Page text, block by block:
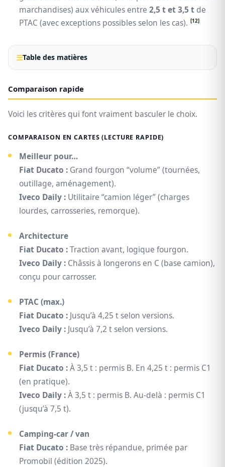
marchandises) aux véhicules entre 2,5 t et 3,5 t de
PTAC (avec exceptions possibles selon les cas). [12]
Table des matières
Comparaison rapide
Voici les critères qui font vraiment basculer le choix.
COMPARAISON EN CARTES (LECTURE RAPIDE)
Meilleur pour…
Fiat Ducato : Grand fourgon “volume” (tournées,
outillage, aménagement).
Iveco Daily : Utilitaire “camion léger” (charges
lourdes, carrosseries, remorque).
Architecture
Fiat Ducato :Traction avant, logique fourgon.
Iveco Daily : Châssis à longerons en C (base camion),
conçu pour carrosser.
PTAC (max.)
Fiat Ducato : Jusqu’à 4,25 t selon versions.
Iveco Daily : Jusqu’à 7,2 t selon versions.
Permis (France)
Fiat Ducato :À 3,5 t : permis B. En 4,25 t : permis C1
(en pratique).
Iveco Daily :À 3,5 t : permis B. Au-delà : permis C1
(jusqu’à 7,5 t).
Camping-car / van
Fiat Ducato : Base très répandue, primée par
Promobil (édition 2025).